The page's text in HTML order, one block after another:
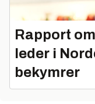
Rapport
leder i
bekymrer